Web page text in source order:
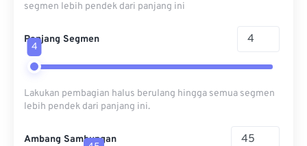
segmen lebih pendek dari panjang ini
Panjang Segmen
4
Lakukan pembagian halus berulang hingga semua segmen
lebih pendek dari panjang ini.
Ambang Sambungan